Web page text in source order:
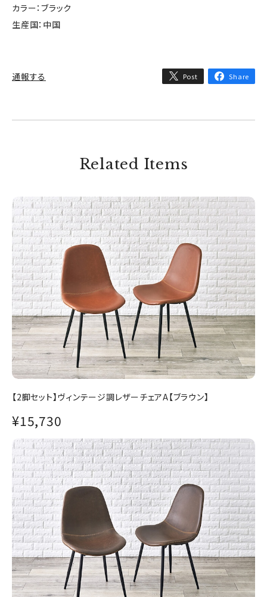
カラー：ブラック
生産国：中国
通報する Post Share
Related Items
【2脚セット】ヴィンテージ調レザーチェアA【ブラウン】
¥15,730